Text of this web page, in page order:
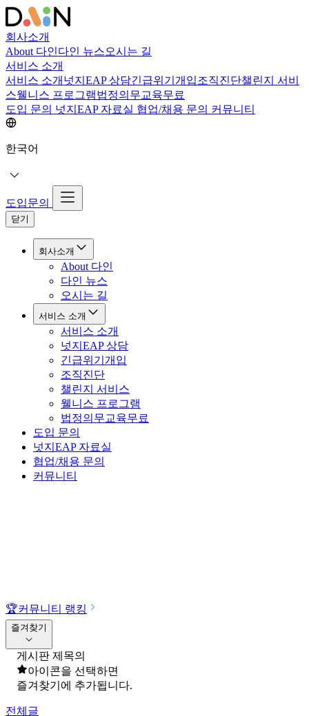
회사소개
About 다인다인 뉴스오시는 길
서비스 소개
서비스 소개 넛지EAP 상담긴급위기개입조직진단챌린지 서비
스웰니스 프로그램법정의무교육무료
도입 문의 넛지EAP 자료실 협업/채용 문의 커뮤니티
한국어
도입문의
닫기
회사소개
About 다인
다인 뉴스
오시는 길
서비스 소개
서비스 소개
넛지EAP 상담
긴급위기개입
조직진단
챌린지 서비스
웰니스 프로그램
법정의무교육무료
도입 문의
넛지EAP 자료실
협업/채용 문의
커뮤니티
🏆커뮤니티 랭킹
즐겨찾기
게시판 제목의
아이콘을 선택하면
즐겨찾기에 추가됩니다.
전체글